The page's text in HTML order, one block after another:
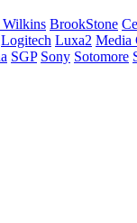
BrookStone
Logitech Luxa2 Media
SGP Sony Sotomore